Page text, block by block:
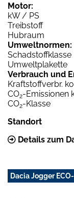
Motor:
kW / PS
Treibstoff
Hubraum
Umweltnormen:
Schadstoffklasse
Umweltplakette
Verbrauch und
Kraftstoffverbr.
CO2-Emissionen
CO2-Klasse
Standort
Details zum
Dacia Jogger